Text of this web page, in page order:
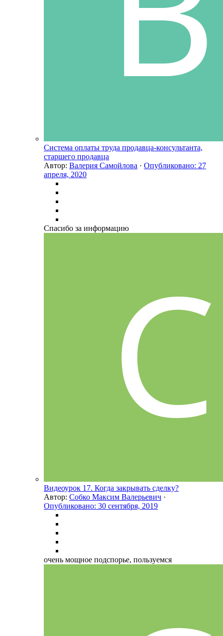
Система оплаты труда продавца-консультанта,
старшего продавца
Автор: Валерия Самойлова · Опубликовано: 27
апреля, 2020
Спасибо за информацию
Видеоурок 17. Когда закрывать сделку?
Автор: Собко Максим Валерьевич ·
Опубликовано: 30 сентября, 2019
очень мощное подспорье, пользуемся